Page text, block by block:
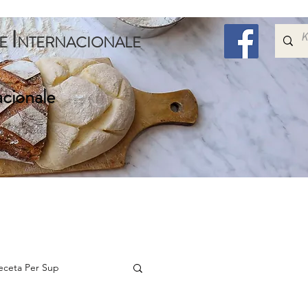
INTERNACIONALE
Per Sup